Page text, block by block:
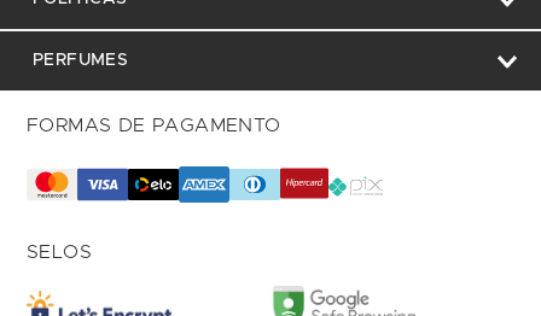
PERFUMES
FORMAS DE PAGAMENTO
SELOS